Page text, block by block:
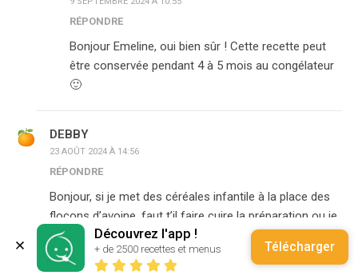
RÉPONDRE
Bonjour Emeline, oui bien sûr ! Cette recette peut
être conservée pendant 4 à 5 mois au congélateur
🙂
DEBBY
23 AOÛT 2024 À 14:56
RÉPONDRE
Bonjour, si je met des céréales infantile à la place des
flocons d’avoine, faut t’il faire cuire la préparation ou je
peux proposé cru? Merci
Découvrez l'app !
+ de 2500 recettes et menus Télécharger